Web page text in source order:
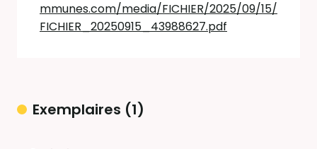
mmunes.com/media/FICHIER/2025/09/15/
FICHIER_20250915_43988627.pdf
Exemplaires (1)